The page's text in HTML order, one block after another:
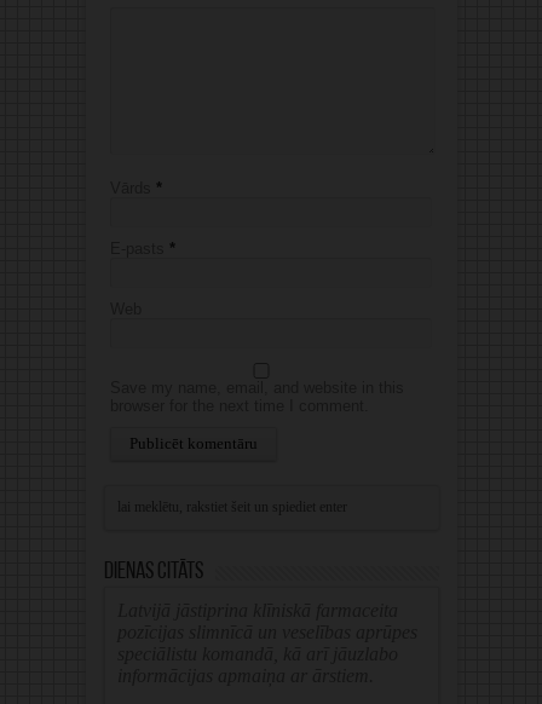
*
*
Dienas citāts